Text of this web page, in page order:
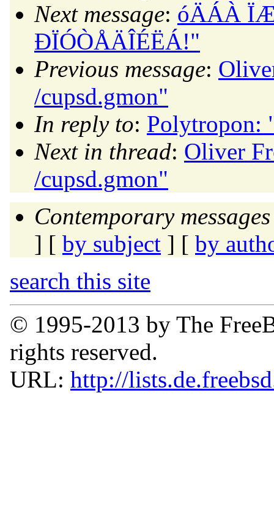
Next message: óÄÁÀ
ÐÏÓÒÅÄÎÉËÁ!"
Previous message:
/cupsd.gmon"
In reply to: Polytropon:
Next in thread: Oliver
/cupsd.gmon"
Contemporary
] [ by subject ] [ by
search this site
© 1995-2013 by The
rights reserved.
URL: http://